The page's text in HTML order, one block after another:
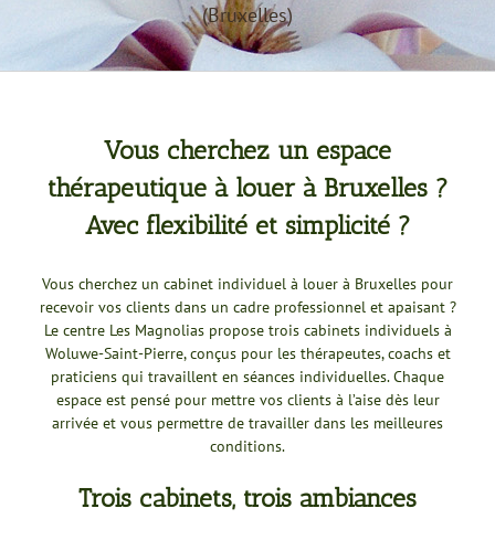
(Bruxelles)
Vous cherchez un espace
thérapeutique à louer à Bruxelles ?
Avec flexibilité et simplicité ?
Vous cherchez un cabinet individuel à louer à Bruxelles pour
recevoir vos clients dans un cadre professionnel et apaisant ?
Le centre Les Magnolias propose trois cabinets individuels à
Woluwe-Saint-Pierre, conçus pour les thérapeutes, coachs et
praticiens qui travaillent en séances individuelles. Chaque
espace est pensé pour mettre vos clients à l’aise dès leur
arrivée et vous permettre de travailler dans les meilleures
conditions.
Trois cabinets, trois ambiances